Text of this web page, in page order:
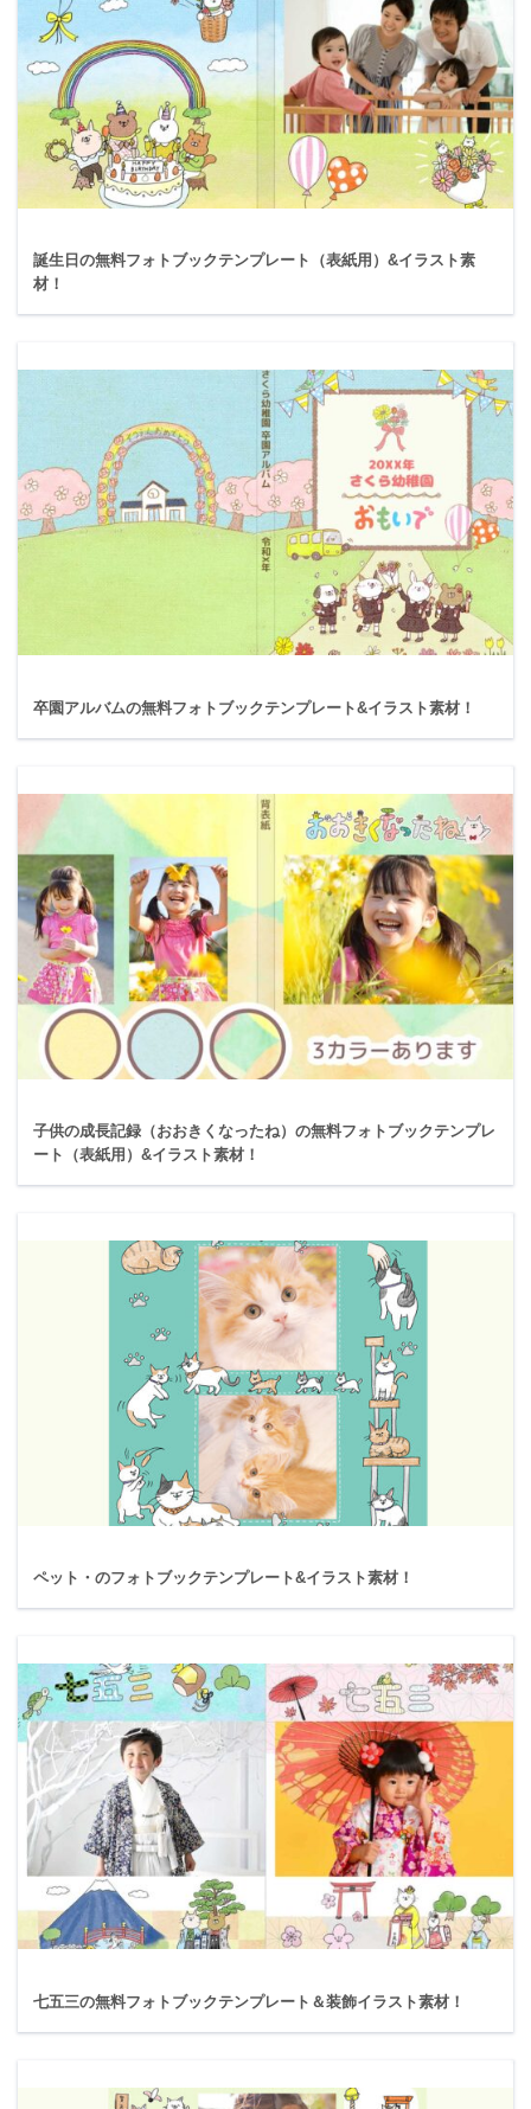
誕生日の無料フォトブックテンプレート（表紙用）&イラスト素
材！
卒園アルバムの無料フォトブックテンプレート&イラスト素材！
子供の成長記録（おおきくなったね）の無料フォトブックテンプレ
ート（表紙用）&イラスト素材！
ペット・のフォトブックテンプレート&イラスト素材！
七五三の無料フォトブックテンプレート＆装飾イラスト素材！